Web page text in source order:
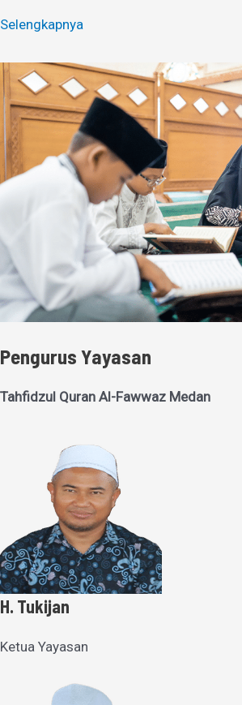
Selengkapnya
Pengurus Yayasan
Tahfidzul Quran Al-Fawwaz Medan
H. Tukijan
Ketua Yayasan